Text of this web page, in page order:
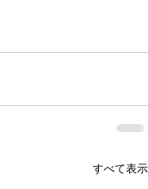
すべて表示